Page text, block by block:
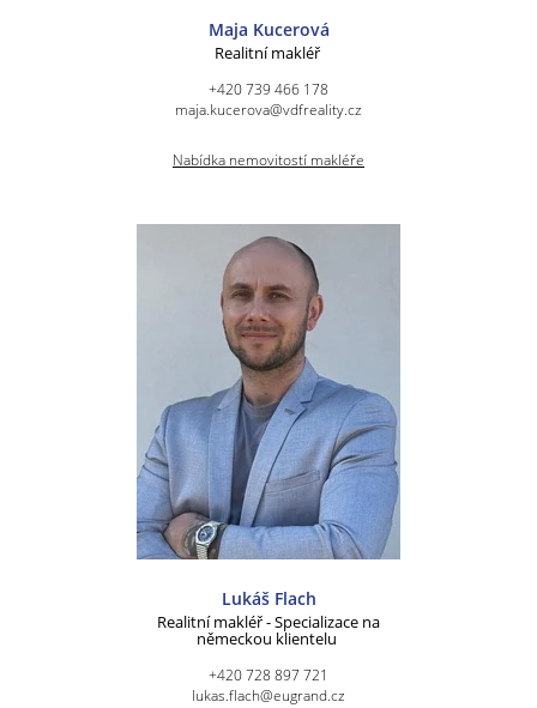
Maja Kucerová
Realitní makléř
+420 739 466 178
maja.kucerova@vdfreality.cz
Nabídka nemovitostí makléře
Lukáš Flach
Realitní makléř - Specializace na
německou klientelu
+420 728 897 721
lukas.flach@eugrand.cz